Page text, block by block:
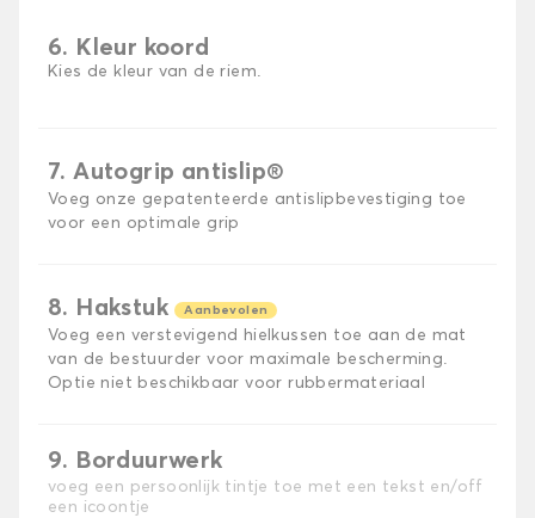
6. Kleur koord
Kies de kleur van de riem.
7. Autogrip antislip®
Voeg onze gepatenteerde antislipbevestiging toe
voor een optimale grip
8. Hakstuk Aanbevolen
Voeg een verstevigend hielkussen toe aan de mat
van de bestuurder voor maximale bescherming.
Optie niet beschikbaar voor rubbermateriaal
9. Borduurwerk
voeg een persoonlijk tintje toe met een tekst en/off
een icoontje